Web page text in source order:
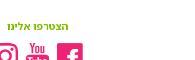
הצטרפו אלינו